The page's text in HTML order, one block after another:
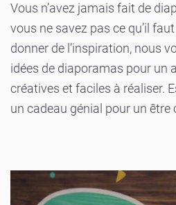
Vous n’avez jamais fait de
vous ne savez pas ce qu’il
donner de l’inspiration, nous
idées de diaporamas pour un
créatives et faciles à réaliser.
un cadeau génial pour un être